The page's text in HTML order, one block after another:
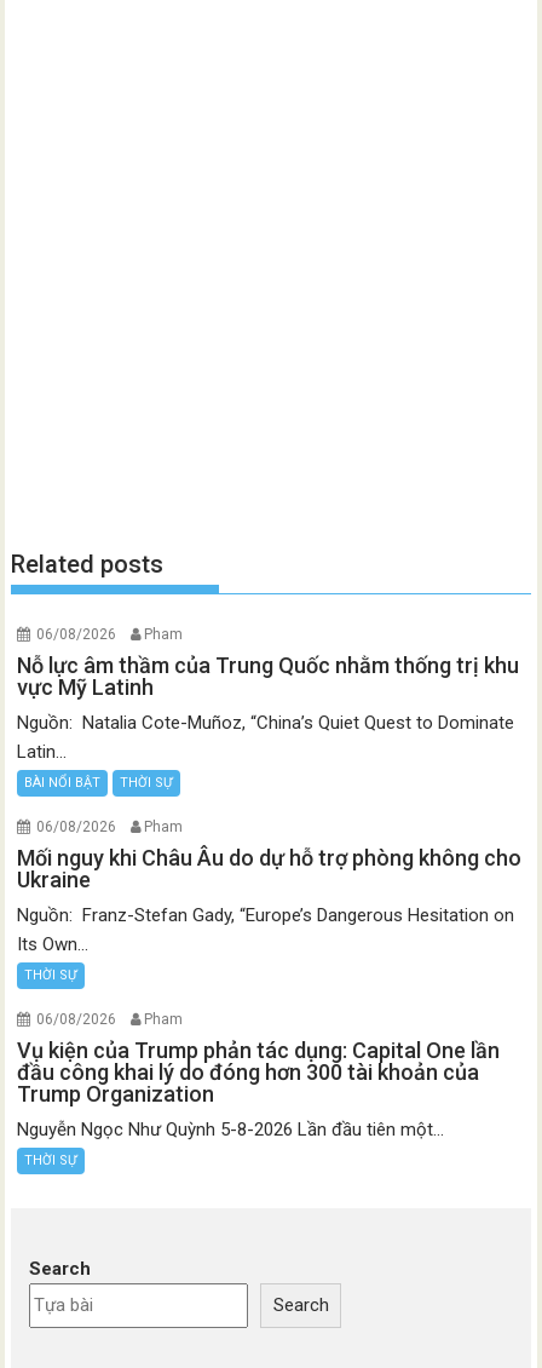
Related posts
06/08/2026 Pham
Nỗ lực âm thầm của Trung Quốc nhằm thống trị khu
vực Mỹ Latinh
Nguồn: Natalia Cote-Muñoz, “China’s Quiet Quest to Dominate
Latin...
BÀI NỔI BẬT THỜI SỰ
06/08/2026 Pham
Mối nguy khi Châu Âu do dự hỗ trợ phòng không cho
Ukraine
Nguồn: Franz-Stefan Gady, “Europe’s Dangerous Hesitation on
Its Own...
THỜI SỰ
06/08/2026 Pham
Vụ kiện của Trump phản tác dụng: Capital One lần
đầu công khai lý do đóng hơn 300 tài khoản của
Trump Organization
Nguyễn Ngọc Như Quỳnh 5-8-2026 Lần đầu tiên một...
THỜI SỰ
Search
Search